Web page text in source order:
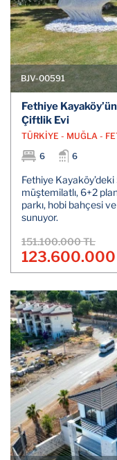
BJV-00591
Fethiye
Çiftlik Evi
TÜRKİYE - MUĞLA -
6
6
Fethiye
müştemilatlı, 6+2
parkı, hobi bahçesi
sunuyor.
151.100.000 TL
123.600.000